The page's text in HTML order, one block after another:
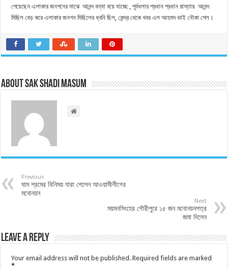
পেয়েছেন এলাকার জনগনের মাঝে আনন্দ বন্যা বয়ে যাচ্ছে , পূর্বধলার প্রধান প্রধান রাস্তায় আনন্দ
মিছিল বেড় করে এলাকার জনগন মিছিলের ধ্বনি ছিল, কেন্দ্র থেকে খবর এল আহমদ ভাই নৌকা পেল।
About Sak Shadi Masum
Previous
ঘাম শ্রমের বিনিময় যারা পেলেন আওয়ামীলীগের
মনোনয়ন
Next
ময়মনসিংহের গৌরীপুরে ১৫ জন মনোনয়নপত্র
জমা দিলেন
Leave a Reply
Your email address will not be published. Required fields are marked
*